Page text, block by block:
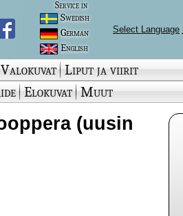
Service in
Swedish
German
English
Select Language
Valokuvat Liput ja viirit
Elokuvat Muut
(uusin